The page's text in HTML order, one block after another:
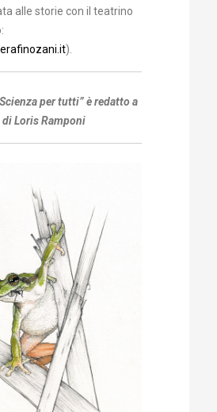
alle storie con il teatrino
).
per tutti” è redatto a
di Loris Ramponi